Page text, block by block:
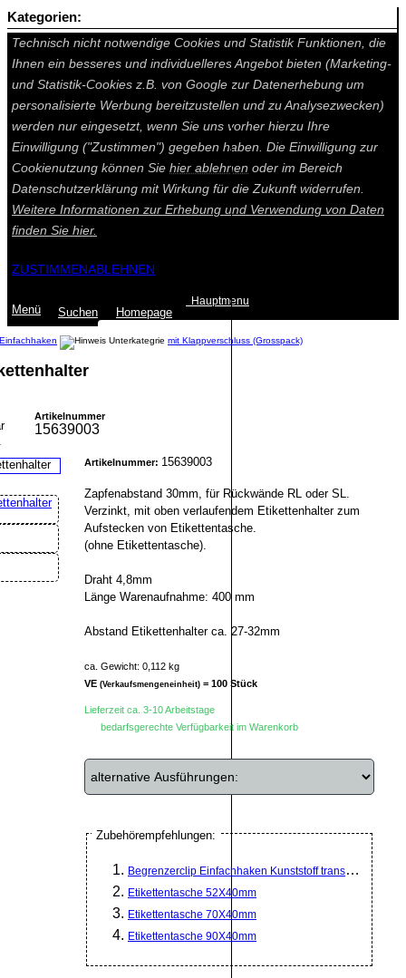
Auf dieser Seite werden technisch notwendige Cookies gesetzt.
Technisch nicht notwendige Cookies und Statistik Funktionen, die
Ihnen ein besseres und individuelleres Angebot bieten (Marketing-
und Statistik-Cookies z.B. von Google zur Datenerhebung um
personalisierte Werbung bereitzustellen und zu Analysezwecken)
werden nur eingesetzt, wenn Sie uns vorher hierzu Ihre
Einwilligung ("Zustimmen") gegeben haben. Die Einwilligung zur
Cookienutzung können Sie hier ablehnen oder im Bereich
Datenschutzerklärung mit Wirkung für die Zukunft widerrufen.
Weitere Informationen zur Erhebung und Verwendung von Daten
finden Sie hier.
ZUSTIMMENABLEHNEN
Menü Suchen Homepage
Hauptmenu
Einfachhaken mit Klappverschluss (Grosspack)
Artikelnummer
15639003
Artikelnummer: 15639003
Zapfenabstand 30mm, für Rückwände RL oder SL.
Verzinkt, mit oben verlaufendem Etikettenhalter zum
Aufstecken von Etikettentasche.
(ohne Etikettentasche).
Draht 4,8mm
Länge Warenaufnahme: 400 mm
Abstand Etikettenhalter ca. 27-32mm
ca. Gewicht: 0,112 kg
VE (Verkaufsmengeneinheit) = 100 Stück
Lieferzeit ca. 3-10 Arbeitstage
bedarfsgerechte Verfügbarkeit im Warenkorb
Zubehörempfehlungen:
Begrenzerclip Einfachhaken Kunststoff transparent
Etikettentasche 52X40mm
Etikettentasche 70X40mm
Etikettentasche 90X40mm
Kategorien: